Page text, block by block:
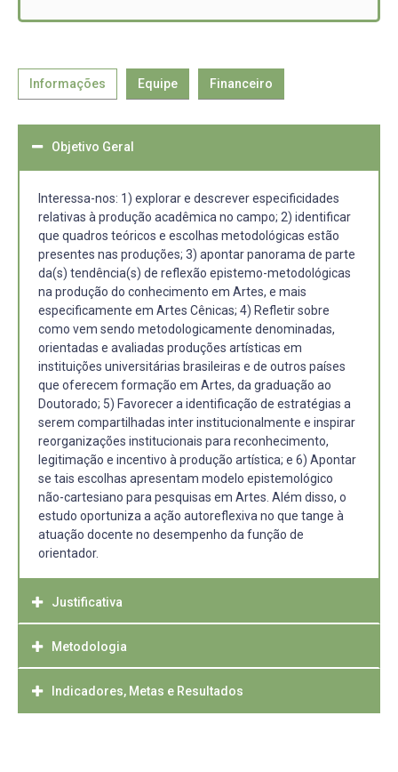
Informações Equipe Financeiro
Objetivo Geral
Interessa-nos: 1) explorar e descrever especificidades
relativas à produção acadêmica no campo; 2) identificar
que quadros teóricos e escolhas metodológicas estão
presentes nas produções; 3) apontar panorama de parte
da(s) tendência(s) de reflexão epistemo-metodológicas
na produção do conhecimento em Artes, e mais
especificamente em Artes Cênicas; 4) Refletir sobre
como vem sendo metodologicamente denominadas,
orientadas e avaliadas produções artísticas em
instituições universitárias brasileiras e de outros países
que oferecem formação em Artes, da graduação ao
Doutorado; 5) Favorecer a identificação de estratégias a
serem compartilhadas inter institucionalmente e inspirar
reorganizações institucionais para reconhecimento,
legitimação e incentivo à produção artística; e 6) Apontar
se tais escolhas apresentam modelo epistemológico
não-cartesiano para pesquisas em Artes. Além disso, o
estudo oportuniza a ação autoreflexiva no que tange à
atuação docente no desempenho da função de
orientador.
Justificativa
Alguns dos componentes com os quais me envolvo,
desde que iniciei a carreira docente na Universidade
Federal de Pelotas (UFPel), são relativos a conteúdos de
Metodologia
Trata-se de proposta investigativa orientada pelos
procedimentos metodológicos característico de Estudos
Indicadores, Metas e Resultados